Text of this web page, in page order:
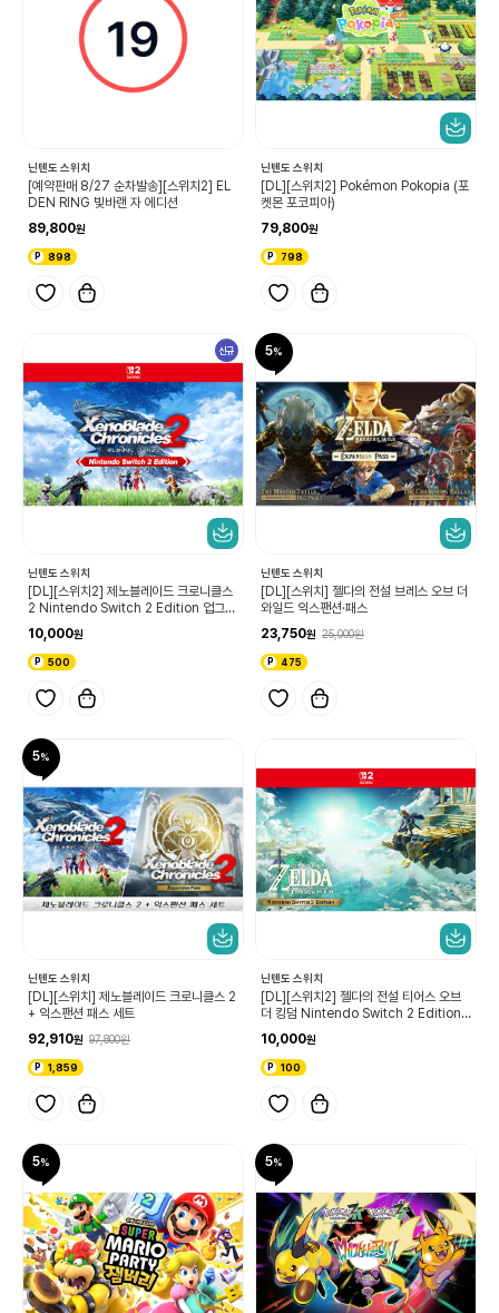
닌텐도 스위치
[예약판매 8/27 순차발송][스위치2] EL
DEN RING 빛바랜 자 에디션
89,800
898
닌텐도 스위치
[DL][스위치2] Pokémon Pokopia (포
켓몬 포코피아)
79,800
798
신규
닌텐도 스위치
[DL][스위치2] 제노블레이드 크로니클스
2 Nintendo Switch 2 Edition 업그레
이드 패스
10,000
500
5
닌텐도 스위치
[DL][스위치] 젤다의 전설 브레스 오브 더
와일드 익스팬션·패스
23,750
25,000
475
5
닌텐도 스위치
[DL][스위치] 제노블레이드 크로니클스 2
+ 익스팬션 패스 세트
92,910
97,800
1,859
닌텐도 스위치
[DL][스위치2] 젤다의 전설 티어스 오브
더 킹덤 Nintendo Switch 2 Edition
업그레이드 패스
10,000
100
5 5